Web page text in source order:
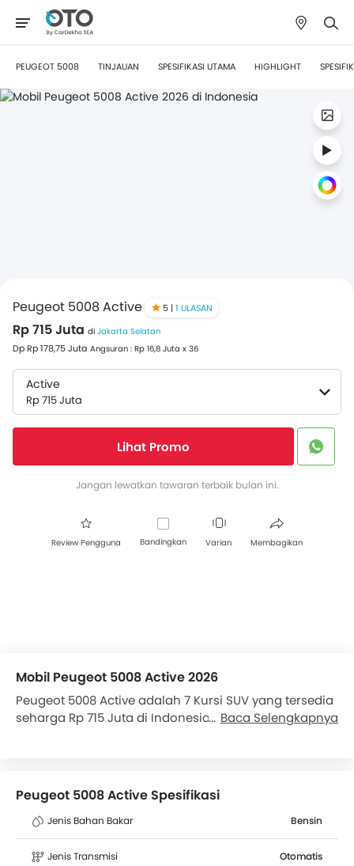
PEUGEOT 5008 TINJAUAN SPESIFIKASI UTAMA HIGHLIGHT
Peugeot 5008 Active 5 | 1 ULASAN
Rp 715 Juta di Jakarta Selatan
Dp Rp 178,75 Juta Angsuran : Rp 16,8 Juta x 36
Active
Rp 715 Juta
Lihat Promo
Jangan lewatkan tawaran terbaik bulan ini.
Review Pengguna Bandingkan Varian Membagikan
Mobil Peugeot 5008 Active 2026
Peugeot 5008 Active adalah 7 Kursi SUV yang tersedia
seharga Rp 715 Juta di Indonesia. Dimensi Peugeot
fitur, jarak tempuh, kenyamanan tempat duduk dan
kinerja mesin. Kompetitor terdekat Peugeot 5008
Active adalah Voxy CVT, Kijang Innova Zenix Hybrid EV
2.0L Q HV CVT TSS Modellista, Serena e-Power Highway
Star dan Mifa 7 EV.
Baca Selengkapnya
Peugeot 5008 Active Spesifikasi
Jenis Bahan Bakar Bensin
Jenis Transmisi Otomatis